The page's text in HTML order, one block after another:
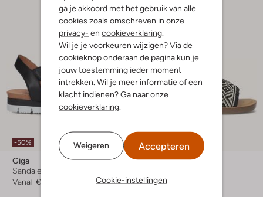
ga je akkoord met het gebruik van alle
cookies zoals omschreven in onze
privacy- en cookieverklaring
Wil je je voorkeuren wijzigen? Via de
cookieknop onderaan de pagina kun je
jouw toestemming ieder moment
intrekken. Wil je meer informatie of een
klacht indienen? Ga naar onze
cookieverklaring
Weigeren Accepteren
Cookie-instellingen
-50%
Giga
Sandalen
Vanaf € 36,99
-50%
Toms
€ 59,99